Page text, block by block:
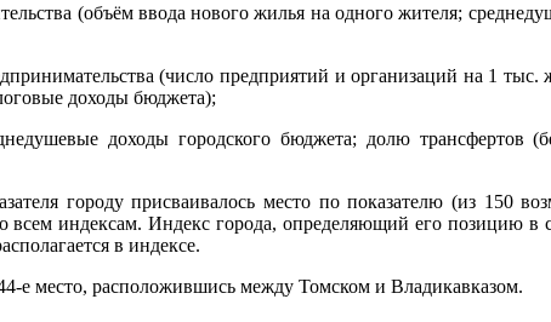
(объём ввода нового жилья на одного жителя;
(число предприятий и организаций на 1
доходы бюджета);
доходы городского бюджета; долю трансфертов
городу присваивалось место по показателю (из 150
всем индексам. Индекс города, определяющий его позицию в
в индексе.
е место, расположившись между Томском и Владикавказом.